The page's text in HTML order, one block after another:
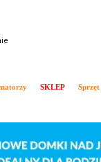
SKLEP Sprzęt